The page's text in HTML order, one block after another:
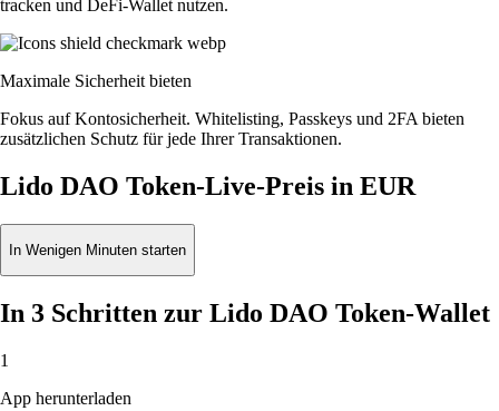
tracken und DeFi-Wallet nutzen.
Maximale Sicherheit bieten
Fokus auf Kontosicherheit. Whitelisting, Passkeys und 2FA bieten
zusätzlichen Schutz für jede Ihrer Transaktionen.
Lido DAO Token-Live-Preis in EUR
In Wenigen Minuten starten
In 3 Schritten zur Lido DAO Token-Wallet
1
App herunterladen